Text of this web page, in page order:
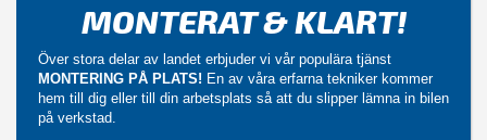
MONTERAT & KLART!
Över stora delar av landet erbjuder vi vår populära tjänst
MONTERING PÅ PLATS! En av våra erfarna tekniker kommer
hem till dig eller till din arbetsplats så att du slipper lämna in bilen
på verkstad.